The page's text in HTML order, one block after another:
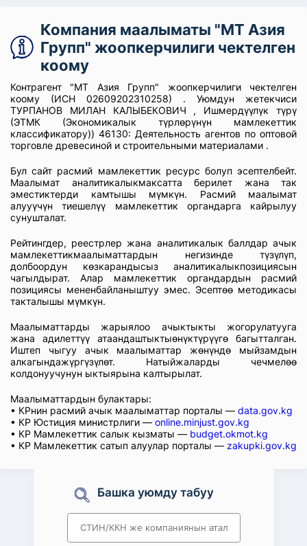
Компания маалыматы "МТ Азия
Групп" жоопкерчилиги чектелген
коому
Контрагент "МТ Азия Групп" жоопкерчилиги чектелген
коому (ИСН 02609202310258) . Уюмдун жетекчиси
ТУРПАНОВ МИЛАН КАЛЫБЕКОВИЧ , Ишмердүүлүк түрү
(ЭТМК (Экономикалык түрлөрүнүн мамлекеттик
классификатору)) 46130: Деятельность агентов по оптовой
торговле древесиной и строительными материалами .
Бул сайт расмий мамлекеттик ресурс болуп эсептелбейт.
Маалымат аналитикалыкмаксатта берилет жана так
эместиктерди камтышы мүмкүн. Расмий маалымат
алууүчүн тиешелүү мамлекеттик органдарга кайрылуу
сунушталат.
Рейтингдер, реестрлер жана аналитикалык баллдар ачык
мамлекеттикмаалыматтардын негизинде түзүлүп,
долбоордун көзкарандысыз аналитикалыкпозициясын
чагылдырат. Алар мамлекеттик органдардын расмий
позициясы мененбайланыштуу эмес. Эсептөө методикасы
такталышы мүмкүн.
Маалыматтарды жарыялоо ачыктыкты жогорулатууга
жана адилеттүү атаандаштыктыөнүктүрүүгө багытталган.
Иштеп чыгуу ачык маалыматтар жөнүндө мыйзамдын
алкагындажүргүзүлөт. Натыйжаларды чечмелөө
колдонуучунун ыктыярына калтырылат.
Маалыматтардын булактары:
• КРнин расмий ачык маалыматтар порталы — data.gov.kg
• КР Юстиция министрлиги — online.minjust.gov.kg
• КР Мамлекеттик салык кызматы — budget.okmot.kg
• КР Мамлекеттик сатып алуулар порталы — zakupki.gov.kg
Башка уюмду табуу